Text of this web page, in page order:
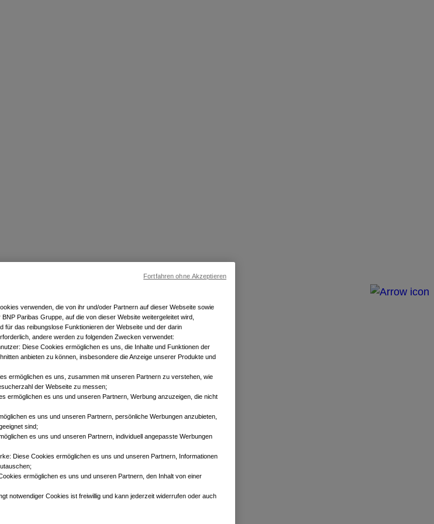
verwenden, die von ihr und/oder Partnern auf dieser Webseite sowie
Paribas Gruppe, auf die von dieser Website weitergeleitet wird,
für das reibungslose Funktionieren der Webseite und der darin
andere werden zu folgenden Zwecken verwendet:
Diese Cookies ermöglichen es uns, die Inhalte und Funktionen der
anbieten zu können, insbesondere die Anzeige unserer Produkte und
ermöglichen es uns, zusammen mit unseren Partnern zu verstehen, wie
der Webseite zu messen;
ermöglichen es uns und unseren Partnern, Werbung anzuzeigen, die nicht
es uns und unseren Partnern, persönliche Werbungen anzubieten,
sind;
es uns und unseren Partnern, individuell angepasste Werbungen
Diese Cookies ermöglichen es uns und unseren Partnern, Informationen
ermöglichen es uns und unseren Partnern, den Inhalt von einer
notwendiger Cookies ist freiwillig und kann jederzeit widerrufen oder auch
Fortfahren ohne Akzeptieren